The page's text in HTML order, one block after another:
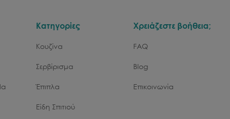
Κατηγορίες
Κουζίνα
Σερβίρισμα
Έπιπλα
Είδη Σπιτιού
Χρειάζεστε βοήθεια;
FAQ
Blog
Επικοινωνία